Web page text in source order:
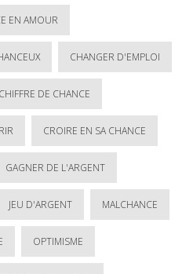
EN AMOUR
CHANGER D'EMPLOI
CHIFFRE DE CHANCE
CROIRE EN SA CHANCE
GAGNER DE L'ARGENT
JEU D'ARGENT MALCHANCE
OPTIMISME